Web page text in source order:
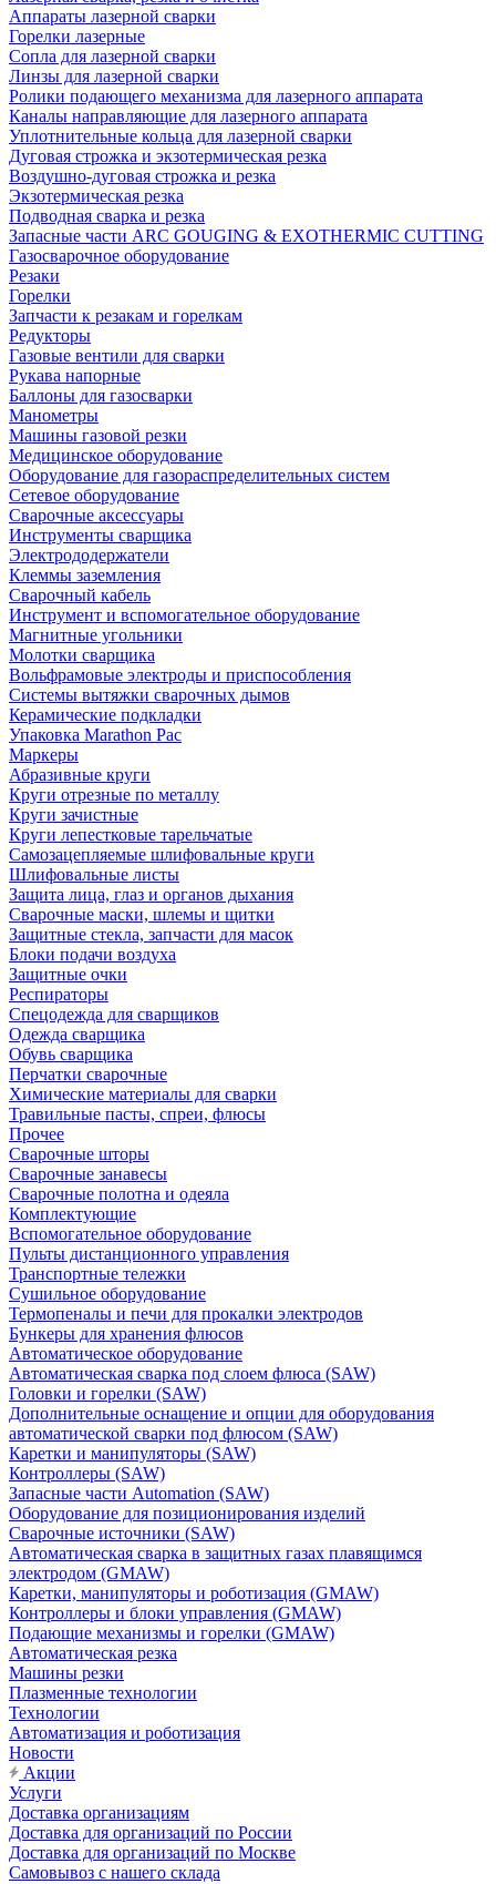
Аппараты лазерной сварки
Горелки лазерные
Сопла для лазерной сварки
Линзы для лазерной сварки
Ролики подающего механизма для лазерного аппарата
Каналы направляющие для лазерного аппарата
Уплотнительные кольца для лазерной сварки
Дуговая строжка и экзотермическая резка
Воздушно-дуговая строжка и резка
Экзотермическая резка
Подводная сварка и резка
Запасные части ARC GOUGING & EXOTHERMIC CUTTING
Газосварочное оборудование
Резаки
Горелки
Запчасти к резакам и горелкам
Редукторы
Газовые вентили для сварки
Рукава напорные
Баллоны для газосварки
Манометры
Машины газовой резки
Медицинское оборудование
Оборудование для газораспределительных систем
Сетевое оборудование
Сварочные аксессуары
Инструменты сварщика
Электрододержатели
Клеммы заземления
Сварочный кабель
Инструмент и вспомогательное оборудование
Магнитные угольники
Молотки сварщика
Вольфрамовые электроды и приспособления
Системы вытяжки сварочных дымов
Керамические подкладки
Упаковка Marathon Pac
Маркеры
Абразивные круги
Круги отрезные по металлу
Круги зачистные
Круги лепестковые тарельчатые
Самозацепляемые шлифовальные круги
Шлифовальные листы
Защита лица, глаз и органов дыхания
Сварочные маски, шлемы и щитки
Защитные стекла, запчасти для масок
Блоки подачи воздуха
Защитные очки
Респираторы
Спецодежда для сварщиков
Одежда сварщика
Обувь сварщика
Перчатки сварочные
Химические материалы для сварки
Травильные пасты, спреи, флюсы
Прочее
Сварочные шторы
Сварочные занавесы
Сварочные полотна и одеяла
Комплектующие
Вспомогательное оборудование
Пульты дистанционного управления
Транспортные тележки
Сушильное оборудование
Термопеналы и печи для прокалки электродов
Бункеры для хранения флюсов
Автоматическое оборудование
Автоматическая сварка под слоем флюса (SAW)
Головки и горелки (SAW)
Дополнительные оснащение и опции для оборудования
автоматической сварки под флюсом (SAW)
Каретки и манипуляторы (SAW)
Контроллеры (SAW)
Запасные части Automation (SAW)
Оборудование для позиционирования изделий
Сварочные источники (SAW)
Автоматическая сварка в защитных газах плавящимся
электродом (GMAW)
Каретки, манипуляторы и роботизация (GMAW)
Контроллеры и блоки управления (GMAW)
Подающие механизмы и горелки (GMAW)
Автоматическая резка
Машины резки
Плазменные технологии
Технологии
Автоматизация и роботизация
Новости
Акции
Услуги
Доставка организациям
Доставка для организаций по России
Доставка для организаций по Москве
Самовывоз с нашего склада